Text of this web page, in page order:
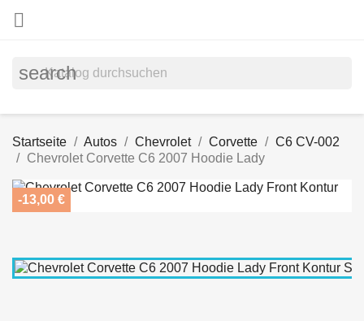

search
Startseite Autos Chevrolet Corvette
C6 CV-002
Chevrolet Corvette C6 2007 Hoodie Lady
-13,00 €